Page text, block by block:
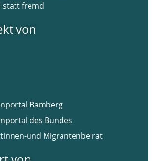
statt fremd
von
Bamberg
des Bundes
und Migrantenbeirat